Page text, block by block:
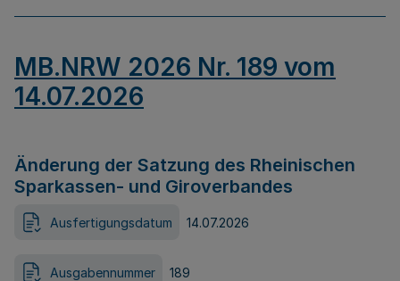
MB.NRW 2026 Nr. 189 vom
14.07.2026
Änderung der Satzung des Rheinischen
Sparkassen- und Giroverbandes
Ausfertigungsdatum 14.07.2026
Ausgabennummer 189